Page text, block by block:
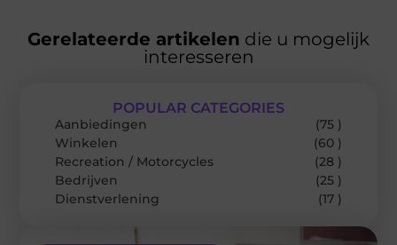
Gerelateerde artikelen die u mogelijk
interesseren
POPULAR CATEGORIES
Aanbiedingen
(75 )
Winkelen
(60 )
Recreation / Motorcycles
(28 )
Bedrijven
(25 )
Dienstverlening
(17 )